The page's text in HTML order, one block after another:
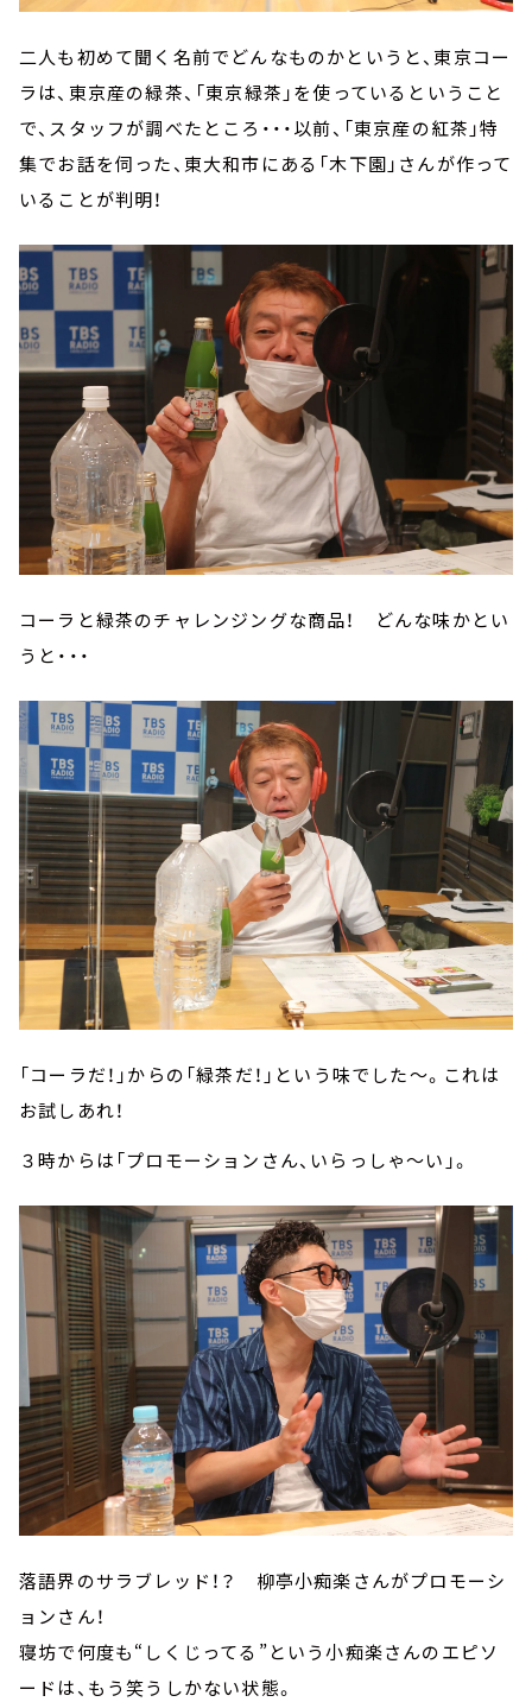
二人も初めて聞く名前でどんなものかというと、東京コー
ラは、東京産の緑茶、「東京緑茶」を使っているということ
で、スタッフが調べたところ・・・以前、「東京産の紅茶」特
集でお話を伺った、東大和市にある「木下園」さんが作って
いることが判明！
コーラと緑茶のチャレンジングな商品！ どんな味かとい
うと・・・
「コーラだ！」からの「緑茶だ！」という味でした～。これは
お試しあれ！
３時からは「プロモーションさん、いらっしゃ～い」。
落語界のサラブレッド！？ 柳亭小痴楽さんがプロモーシ
ョンさん！
寝坊で何度も“しくじってる”という小痴楽さんのエピソ
ードは、もう笑うしかない状態。